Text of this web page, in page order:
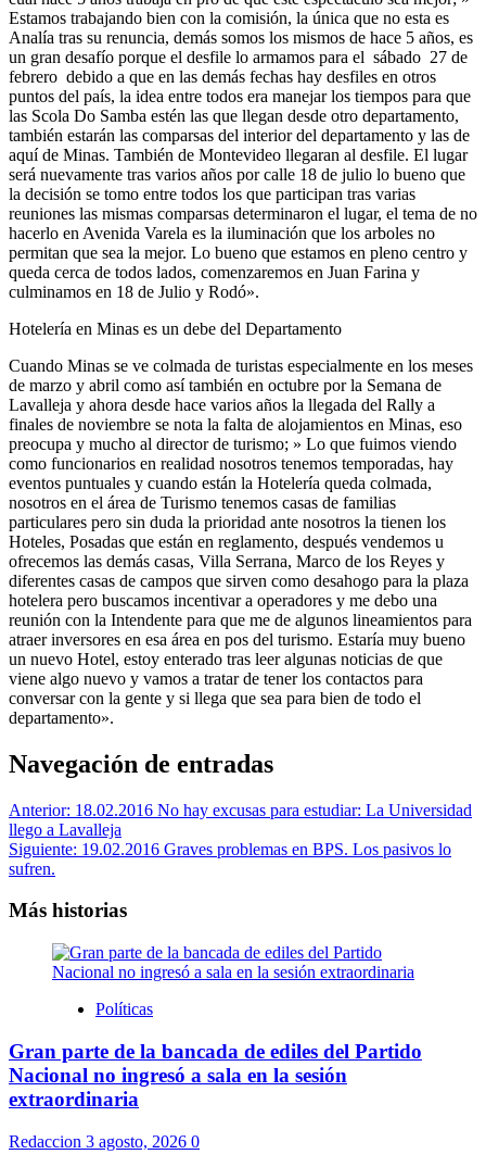
Estamos trabajando bien con la comisión, la única que no esta es
Analía tras su renuncia, demás somos los mismos de hace 5 años, es
un gran desafío porque el desfile lo armamos para el sábado 27 de
febrero debido a que en las demás fechas hay desfiles en otros
puntos del país, la idea entre todos era manejar los tiempos para que
las Scola Do Samba estén las que llegan desde otro departamento,
también estarán las comparsas del interior del departamento y las de
aquí de Minas. También de Montevideo llegaran al desfile. El lugar
será nuevamente tras varios años por calle 18 de julio lo bueno que
la decisión se tomo entre todos los que participan tras varias
reuniones las mismas comparsas determinaron el lugar, el tema de no
hacerlo en Avenida Varela es la iluminación que los arboles no
permitan que sea la mejor. Lo bueno que estamos en pleno centro y
queda cerca de todos lados, comenzaremos en Juan Farina y
culminamos en 18 de Julio y Rodó».
Hotelería en Minas es un debe del Departamento
Cuando Minas se ve colmada de turistas especialmente en los meses
de marzo y abril como así también en octubre por la Semana de
Lavalleja y ahora desde hace varios años la llegada del Rally a
finales de noviembre se nota la falta de alojamientos en Minas, eso
preocupa y mucho al director de turismo; » Lo que fuimos viendo
como funcionarios en realidad nosotros tenemos temporadas, hay
eventos puntuales y cuando están la Hotelería queda colmada,
nosotros en el área de Turismo tenemos casas de familias
particulares pero sin duda la prioridad ante nosotros la tienen los
Hoteles, Posadas que están en reglamento, después vendemos u
ofrecemos las demás casas, Villa Serrana, Marco de los Reyes y
diferentes casas de campos que sirven como desahogo para la plaza
hotelera pero buscamos incentivar a operadores y me debo una
reunión con la Intendente para que me de algunos lineamientos para
atraer inversores en esa área en pos del turismo. Estaría muy bueno
un nuevo Hotel, estoy enterado tras leer algunas noticias de que
viene algo nuevo y vamos a tratar de tener los contactos para
conversar con la gente y si llega que sea para bien de todo el
departamento».
Navegación de entradas
Anterior: 18.02.2016 No hay excusas para estudiar: La Universidad
llego a Lavalleja
Siguiente: 19.02.2016 Graves problemas en BPS. Los pasivos lo
sufren.
Más historias
Políticas
Gran parte de la bancada de ediles del Partido
Nacional no ingresó a sala en la sesión
extraordinaria
Redaccion 3 agosto, 2026 0